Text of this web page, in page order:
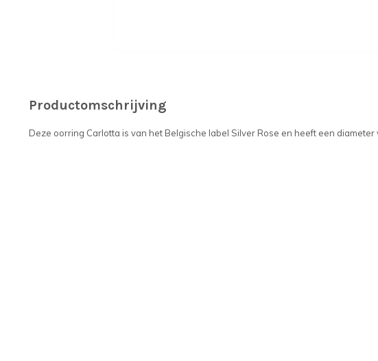
Productomschrijving
Deze oorring Carlotta is van het Belgische label Silver Rose en heeft een diameter